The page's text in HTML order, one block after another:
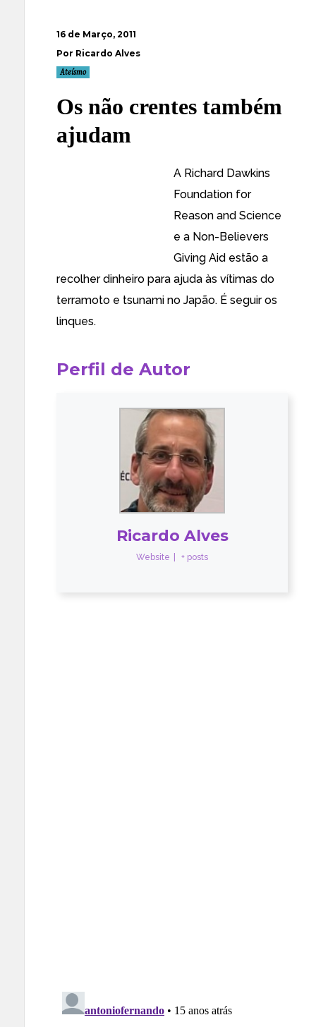
16 de Março, 2011
Por Ricardo Alves
Ateísmo
Os não crentes também
ajudam
A Richard Dawkins
Foundation for
Reason and Science
e a Non-Believers
Giving Aid estão a
recolher dinheiro para ajuda às vítimas do
terramoto e tsunami no Japão. É seguir os
linques.
Perfil de Autor
Ricardo Alves
Website + posts